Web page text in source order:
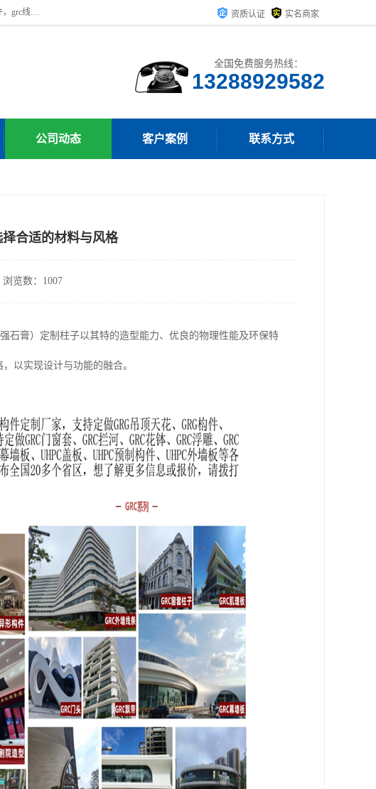
广东饰纪上品建材科技有限公司，主营广东grg厂家,广东grc厂家，grg材料，grc材料，grg厂家，grc厂家，grg吊顶，grg造型，grg构件，grc构件，grc线条，grc构件厂家,，grg材料生产厂家，grg材料定制，uhpc，uhpc厂家，uhpc外墙挂板，uhpc镂空幕墙板，厂房位于广东清远，如果您对我公司的产品服务感兴趣，请联系我们。 资质认证 实名商家
全国免费服务热线：
13288929582
公司动态 客户案例 联系方式
合适的材料与风格
浏览数：1007
石膏）定制柱子以其特的造型能力、优良的物理性能及环保特
以实现设计与功能的融合。